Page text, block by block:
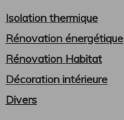
Isolation thermique
Rénovation énergétique
Rénovation Habitat
Décoration intérieure
Divers